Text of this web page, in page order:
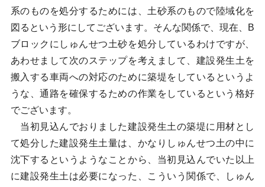
系のものを処分するためには、土砂系のもので陸域化を
図るという形にしてございます。そんな関係で、現在、B
ブロックにしゅんせつ土砂を処分しているわけですが、
あわせまして次のステップを考えまして、建設発生土を
搬入する車両への対応のために築堤をしているというよ
うな、通路を確保するための作業をしているという格好
でございます。
当初見込んでおりました建設発生土の築堤に用材とし
て処分した建設発生土量は、かなりしゅんせつ土の中に
沈下するというようなことから、当初見込んでいた以上
に建設発生土は必要になった、こういう関係で、しゅん